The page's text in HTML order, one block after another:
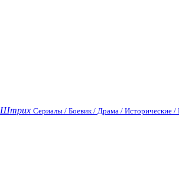
Штрих Сериалы / Боевик / Драма / Исторические